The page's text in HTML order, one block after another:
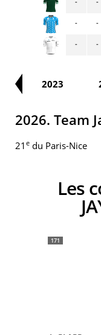
-
-
-
-
-
-
2023
2026. Team
21 e du Paris-Nice
Les coureurs TEAM
171